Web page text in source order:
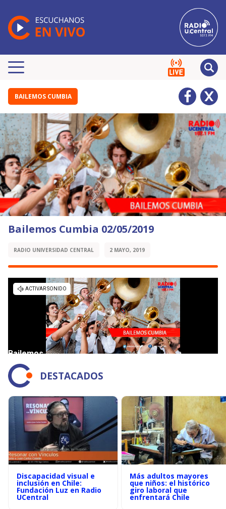
BAILEMOS CUMBIA
Bailemos Cumbia 02/05/2019
RADIO UNIVERSIDAD CENTRAL 2 MAYO, 2019
DESTACADOS
Discapacidad visual e
inclusión en Chile:
Fundación Luz en Radio
UCentral
Más adultos mayores
que niños: el histórico
giro laboral que
enfrentará Chile